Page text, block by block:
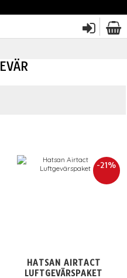
-21%
HATSAN AIRTACT
LUFTGEVÄRSPAKET